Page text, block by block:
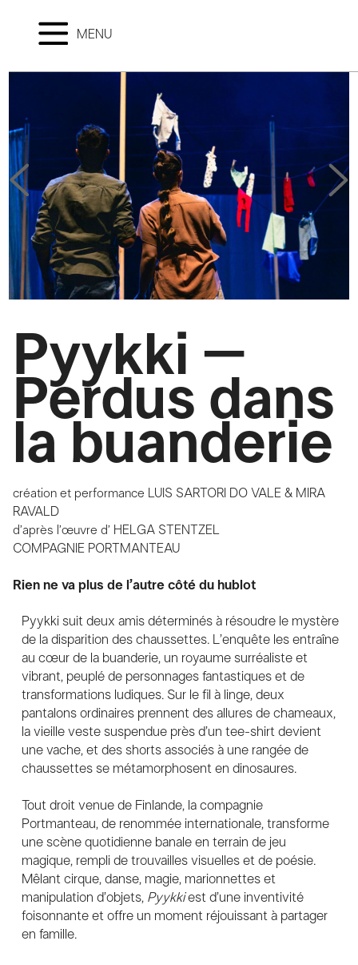
MENU
Pyykki –
Perdus dans
la buanderie
création et performance
LUIS SARTORI DO VALE & MIRA
RAVALD
d’après l’œuvre d’ HELGA STENTZEL
COMPAGNIE PORTMANTEAU
Rien ne va plus de l’autre côté du hublot
Pyykki suit deux amis déterminés à résoudre le mystère
de la disparition des chaussettes. L’enquête les entraîne
au cœur de la buanderie, un royaume surréaliste et
vibrant, peuplé de personnages fantastiques et de
transformations ludiques. Sur le fil à linge, deux
pantalons ordinaires prennent des allures de chameaux,
la vieille veste suspendue près d’un tee-shirt devient
une vache, et des shorts associés à une rangée de
chaussettes se métamorphosent en dinosaures.
Tout droit venue de Finlande, la compagnie
Portmanteau, de renommée internationale, transforme
une scène quotidienne banale en terrain de jeu
magique, rempli de trouvailles visuelles et de poésie.
Mêlant cirque, danse, magie, marionnettes et
manipulation d’objets, Pyykkiest d’une inventivité
foisonnante et offre un moment réjouissant à partager
en famille.